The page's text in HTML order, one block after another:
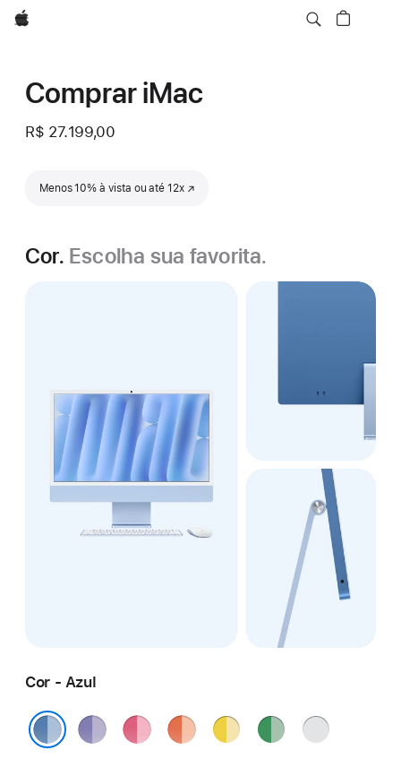
Apple
Comprar iMac
R$ 27.199,00
Menos 10% à vista ou até 12x
(o link abre em uma nova janela)
Cor. Escolha sua favorita.
Cor - Azul
Roxo Rosa LaranjaAmareloVerde Prateado